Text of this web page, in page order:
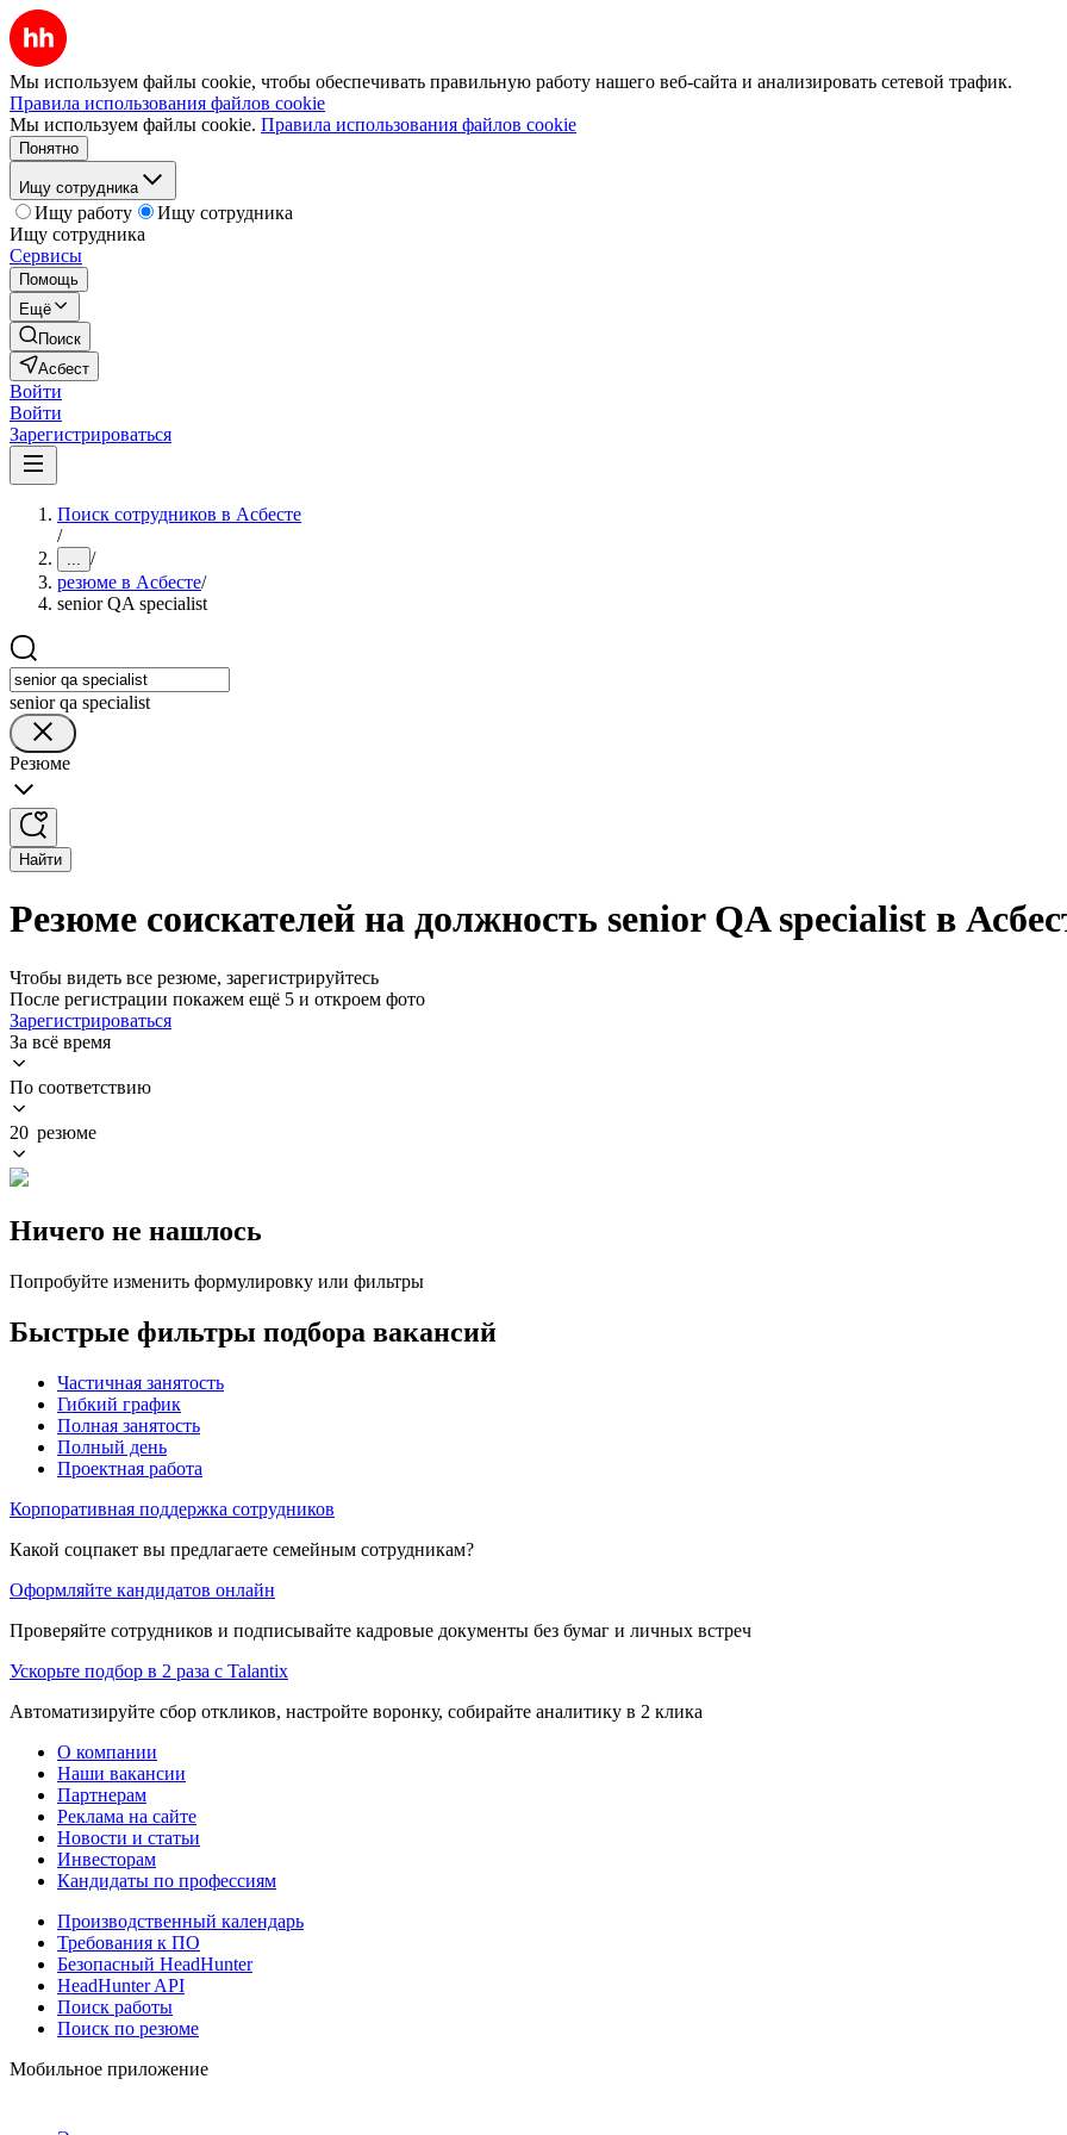
Мы используем файлы cookie, чтобы обеспечивать правильную работу нашего веб-сайта и анализировать сетевой трафик.
Правила использования файлов cookie
Мы используем файлы cookie. Правила использования файлов cookie
Понятно
Ищу сотрудника
Ищу работу
Ищу сотрудника
Ищу сотрудника
Сервисы
Помощь
Ещё
Поиск
Асбест
Войти
Войти
Зарегистрироваться
Поиск сотрудников в Асбесте
/
... /
резюме в Асбесте/
senior QA specialist
senior qa specialist
Резюме
Найти
Резюме соискателей на должность senior QA specialist в
Чтобы видеть все резюме, зарегистрируйтесь
После регистрации покажем ещё 5 и откроем фото
Зарегистрироваться
За всё время
По соответствию
20 резюме
Ничего не нашлось
Попробуйте изменить формулировку или фильтры
Быстрые фильтры подбора вакансий
Частичная занятость
Гибкий график
Полная занятость
Полный день
Проектная работа
Корпоративная поддержка сотрудников
Какой соцпакет вы предлагаете семейным сотрудникам?
Оформляйте кандидатов онлайн
Проверяйте сотрудников и подписывайте кадровые документы без бумаг и личных встреч
Ускорьте подбор в 2 раза с Talantix
Автоматизируйте сбор откликов, настройте воронку, собирайте аналитику в 2 клика
О компании
Наши вакансии
Партнерам
Реклама на сайте
Новости и статьи
Инвесторам
Кандидаты по профессиям
Производственный календарь
Требования к ПО
Безопасный HeadHunter
HeadHunter API
Поиск работы
Поиск по резюме
Мобильное приложение